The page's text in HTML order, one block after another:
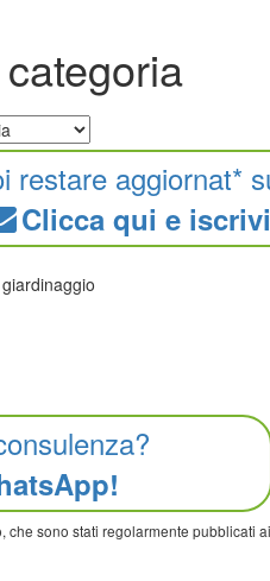
restare aggiornat*
Clicca qui e
che sono stati regolarmente pubblicati ai